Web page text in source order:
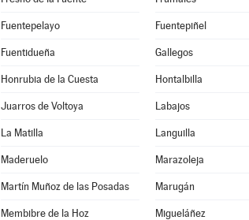
Fuentepelayo Fuentepiñel
Fuentidueña Gallegos
Honrubia de la Cuesta Hontalbilla
Juarros de Voltoya Labajos
La Matilla Languilla
Maderuelo Marazoleja
Martín Muñoz de las Posadas Marugán
Membibre de la Hoz Migueláñez